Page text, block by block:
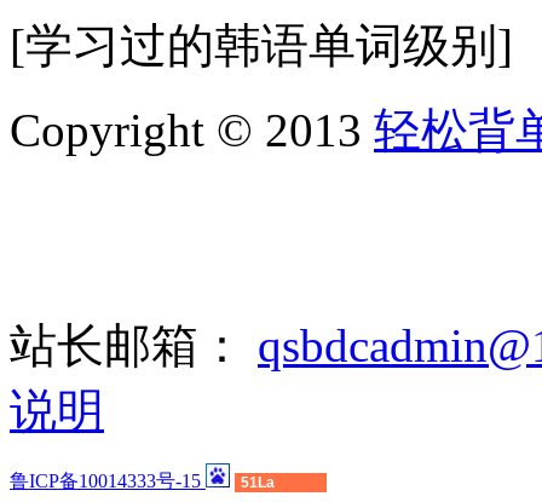
[学习过的韩语单词级别]
Copyright © 2013 轻松背
站长邮箱：
说明
鲁ICP备10014333号-15 51La